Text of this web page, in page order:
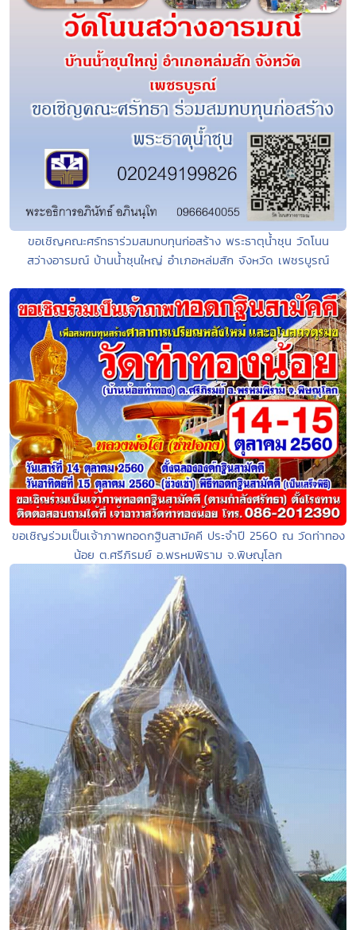
ขอเชิญคณะศรัทธาร่วมสมทบทุนก่อสร้าง พระธาตุน้ำชุน วัดโนน
สว่างอารมณ์ บ้านน้ำชุนใหญ่ อำเภอหล่มสัก จังหวัด เพชรบูรณ์
ขอเชิญร่วมเป็นเจ้าภาพทอดกฐินสามัคคี ประจำปี 2560 ณ วัดท่าทอง
น้อย ต.ศรีภิรมย์ อ.พรหมพิราม จ.พิษณุโลก